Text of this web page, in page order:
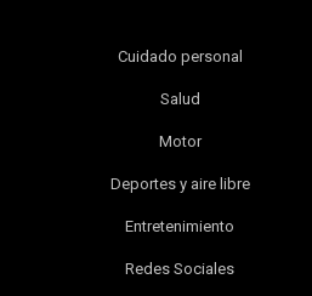
Cuidado personal
Salud
Motor
Deportes y aire libre
Entretenimiento
Redes Sociales